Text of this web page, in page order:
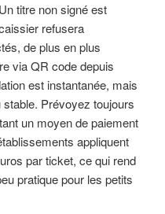
titre non signé est
refusera
de plus en plus
via QR code depuis
est instantanée, mais
Prévoyez toujours
un moyen de paiement
appliquent
par ticket, ce qui rend
pratique pour les petits